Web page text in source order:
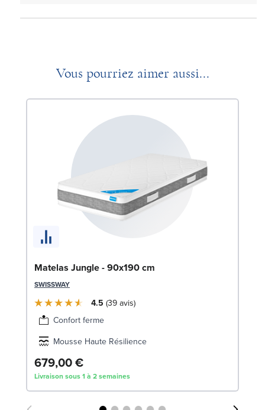
Vous pourriez aimer aussi...
Matelas Jungle - 90x190 cm
SWISSWAY
4.5 39 avis
Confort ferme
Mousse Haute Résilience
679,00 €
Livraison sous 1 à 2 semaines